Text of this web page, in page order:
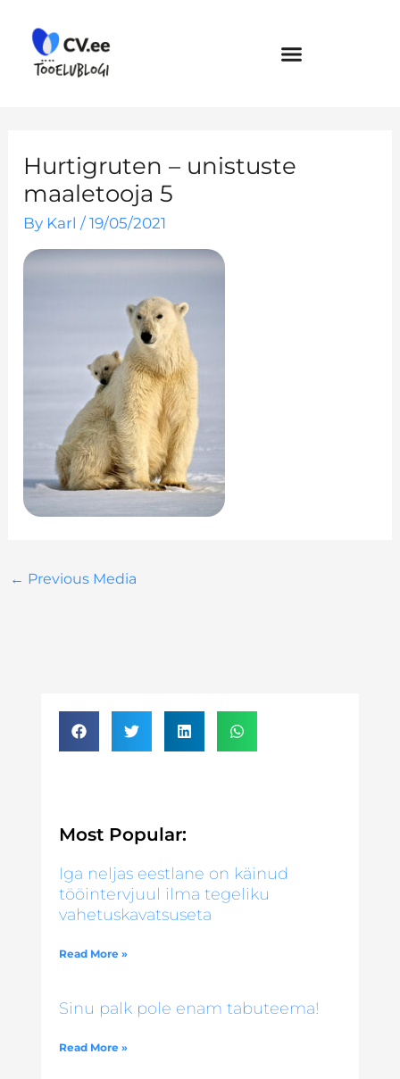
content
Hurtigruten – unistuste
maaletooja 5
By Karl/19/05/2021
← Previous Media
Most Popular:
Iga neljas eestlane on käinud
tööintervjuul ilma tegeliku
vahetuskavatsuseta
Read More »
Sinu palk pole enam tabuteema!
Read More »